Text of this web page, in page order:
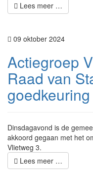
Lees meer …
09 oktober 2024
Actiegroep
Raad van
Dinsdagavond is de
akkoord gegaan met het
Vlietweg 3.
Lees meer …